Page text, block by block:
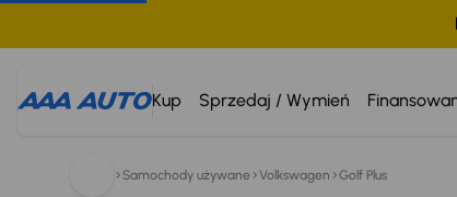
Kup Sprzedaj / Wymień
Szukam:
Samochody używane Volkswagen Golf Plus